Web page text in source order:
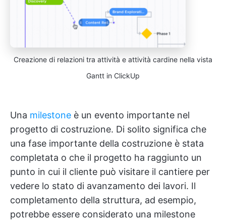
Creazione di relazioni tra attività e attività cardine nella vista
Gantt in ClickUp
Una milestone è un evento importante nel
progetto di costruzione. Di solito significa che
una fase importante della costruzione è stata
completata o che il progetto ha raggiunto un
punto in cui il cliente può visitare il cantiere per
vedere lo stato di avanzamento dei lavori. Il
completamento della struttura, ad esempio,
potrebbe essere considerato una milestone